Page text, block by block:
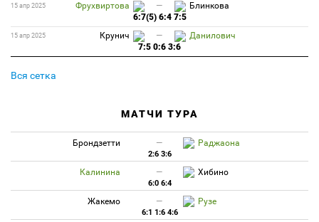
15 апр 2025 Фрухвиртова —
Блинкова
6:7(5) 6:4 7:5
15 апр 2025 Крунич —
Данилович
7:5 0:6 3:6
Вся сетка
МАТЧИ ТУРА
Брондзетти — Раджаона
2:6 3:6
Калинина — Хибино
6:0 6:4
Жакемо — Рузе
6:1 1:6 4:6